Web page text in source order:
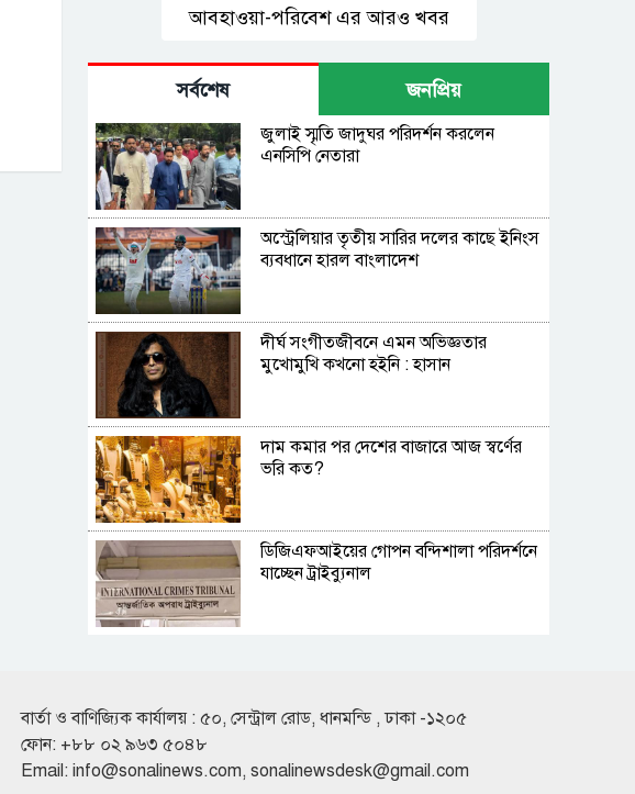
আবহাওয়া-পরিবেশ এর আরও খবর
সর্বশেষ জনপ্রিয়
জুলাই স্মৃতি জাদুঘর পরিদর্শন করলেন
এনসিপি নেতারা
অস্ট্রেলিয়ার তৃতীয় সারির দলের কাছে ইনিংস
ব্যবধানে হারল বাংলাদেশ
দীর্ঘ সংগীতজীবনে এমন অভিজ্ঞতার
মুখোমুখি কখনো হইনি : হাসান
দাম কমার পর দেশের বাজারে আজ স্বর্ণের
ভরি কত?
ডিজিএফআইয়ের গোপন বন্দিশালা পরিদর্শনে
যাচ্ছেন ট্রাইব্যুনাল
রাজধানীতে সকাল থেকেই বৃষ্টি, চলতে পারে
দিনভর
বার্তা ও বাণিজ্যিক কার্যালয় : ৫০, সেন্ট্রাল রোড, ধানমন্ডি , ঢাকা -১২০৫
ফোন: +৮৮ ০২ ৯৬৩ ৫০৪৮
Email: info@sonalinews.com, sonalinewsdesk@gmail.com